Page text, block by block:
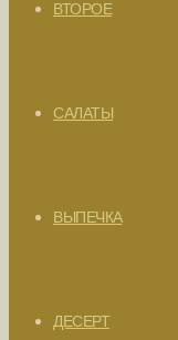
ВТОРОЕ
САЛАТЫ
ВЫПЕЧКА
ДЕСЕРТ